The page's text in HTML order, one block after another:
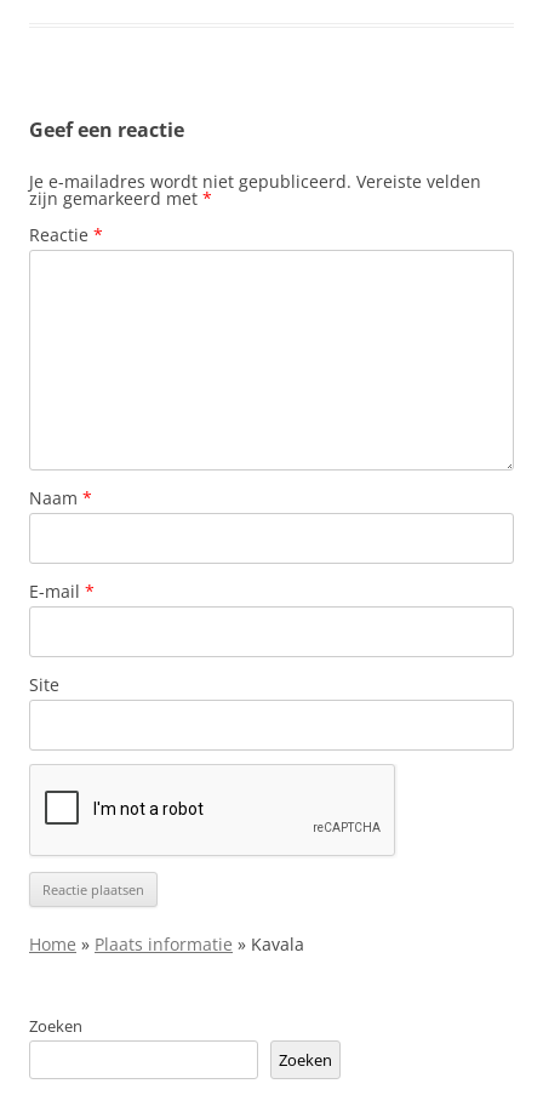
Geef een reactie
Je e-mailadres wordt niet gepubliceerd. Vereiste velden
zijn gemarkeerd met *
Reactie *
Naam *
E-mail *
Site
Home » Plaats informatie » Kavala
Zoeken
Zoeken